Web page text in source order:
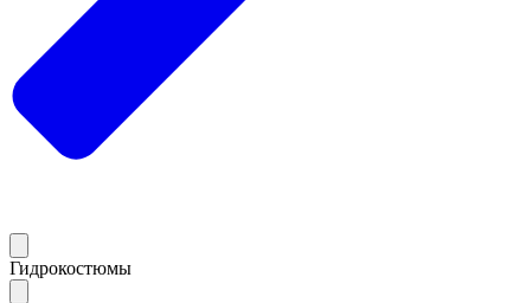
Гидрокостюмы